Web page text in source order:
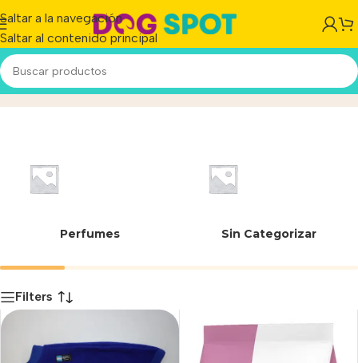
Saltar a la navegación
Saltar al contenido principal
34 cmInicio/Producto
Perfumes Sin Categorizar
Filters